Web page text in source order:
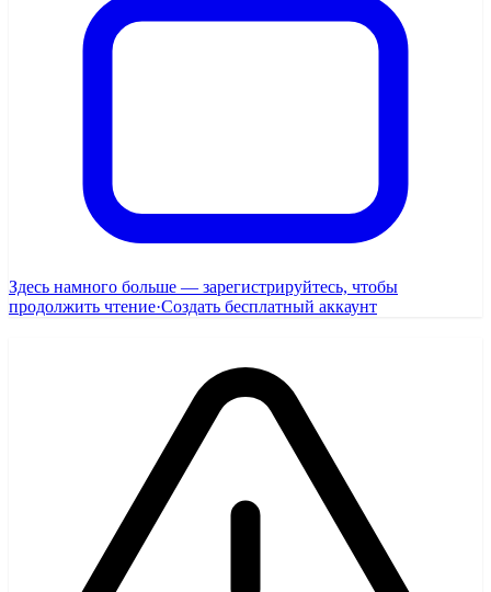
Здесь намного больше — зарегистрируйтесь, чтобы
продолжить чтение·Создать бесплатный аккаунт